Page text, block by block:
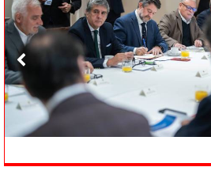
Sostenibilidad
soy chile
soyarica
soyiquique